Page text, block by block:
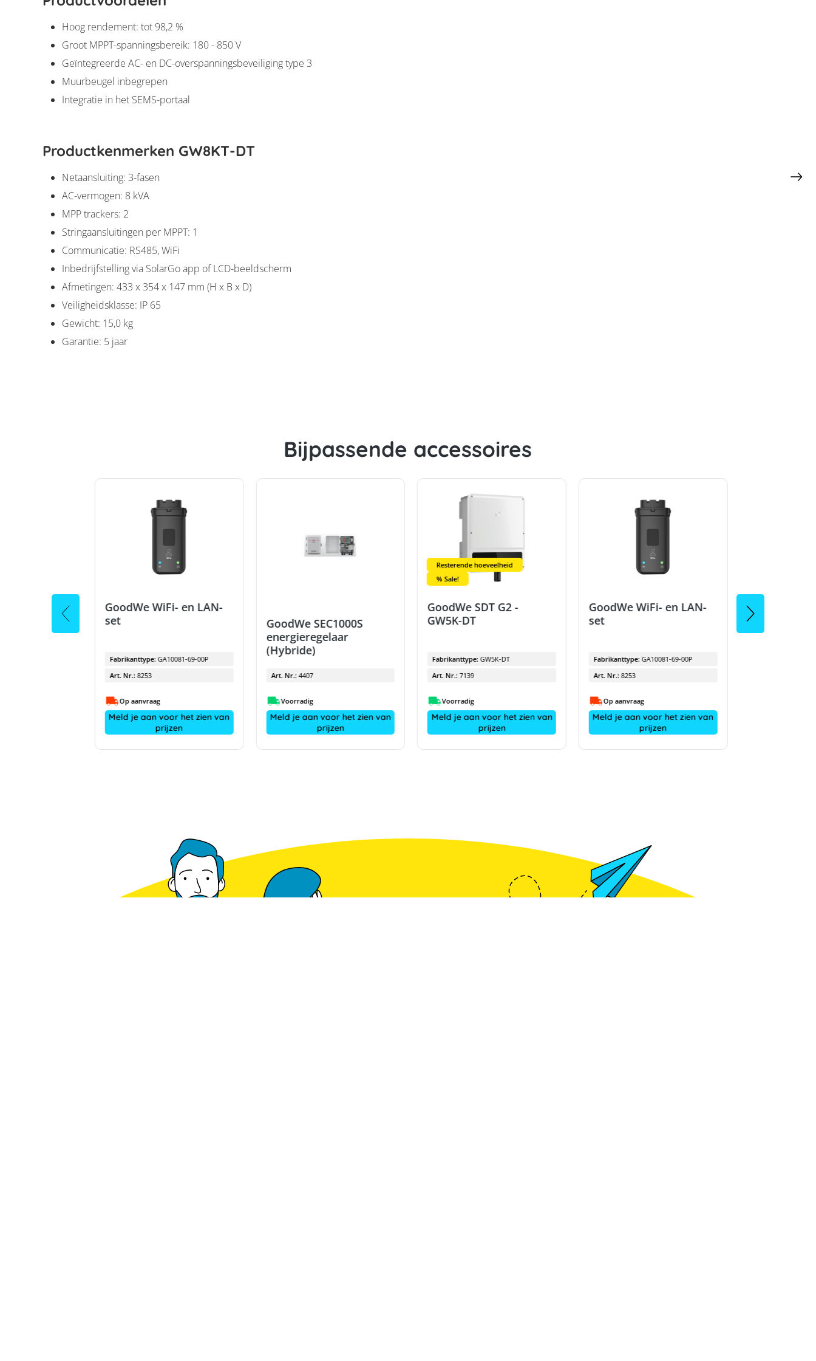
Hoog rendement: tot 98,2 %
Groot MPPT-spanningsbereik: 180 - 850 V
Geïntegreerde AC- en DC-overspanningsbeveiliging type 3
Muurbeugel inbegrepen
Integratie in het SEMS-portaal
Productkenmerken GW8KT-DT
Netaansluiting: 3-fasen
AC-vermogen: 8 kVA
MPP trackers: 2
Stringaansluitingen per MPPT: 1
Communicatie: RS485, WiFi
Inbedrijfstelling via SolarGo app of LCD-beeldscherm
Afmetingen: 433 x 354 x 147 mm (H x B x D)
Veiligheidsklasse: IP 65
Gewicht: 15,0 kg
Garantie: 5 jaar
Bijpassende accessoires
GoodWe WiFi- en LAN-
set
Fabrikanttype: GA10081-69-00P
Art. Nr.: 8253
Op aanvraag
Meld je aan voor het zien van
prijzen
GoodWe SEC1000S
energieregelaar
(Hybride)
Art. Nr.:4407
Voorradig
Meld je aan voor het zien van
prijzen
% Sale!
Resterende hoeveelheid
GoodWe SDT G2 -
GW5K-DT
Fabrikanttype: GW5K-DT
Art. Nr.:7139
Voorradig
Meld je aan voor het zien van
prijzen
GoodWe WiFi- en LAN-
set
Fabrikanttype: GA10081-69-00P
Art. Nr.: 8253
Op aanvraag
Meld je aan voor het zien van
prijzen
GoodWe